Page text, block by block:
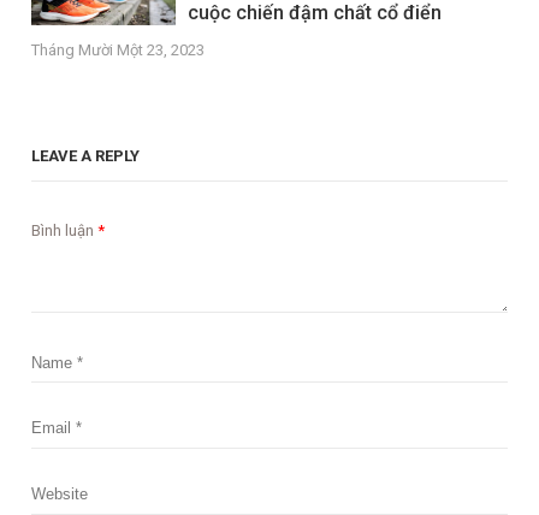
cuộc chiến đậm chất cổ điển
Tháng Mười Một 23, 2023
LEAVE A REPLY
Bình luận*